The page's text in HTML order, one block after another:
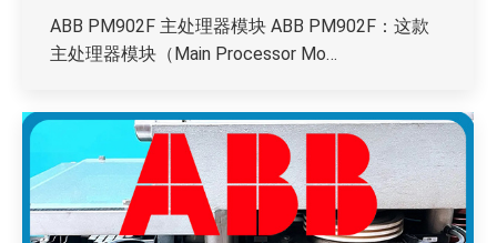
ABB PM902F 主处理器模块 ABB PM902F：这款
主处理器模块（Main Processor Mo…